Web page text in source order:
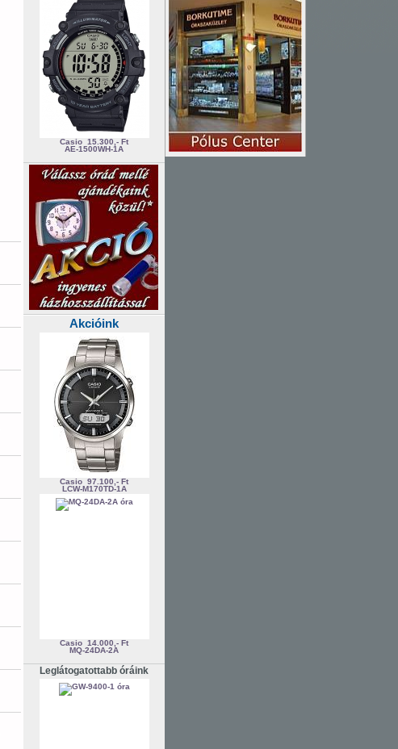
Casio 15.300,- Ft
AE-1500WH-1A
Akcióink
Casio 97.100,- Ft
LCW-M170TD-1A
Casio 14.000,- Ft
MQ-24DA-2A
Leglátogatottabb óráink